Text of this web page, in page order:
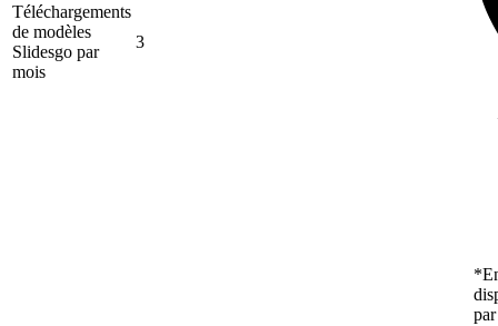
Téléchargements
de modèles
Slidesgo par
mois
3